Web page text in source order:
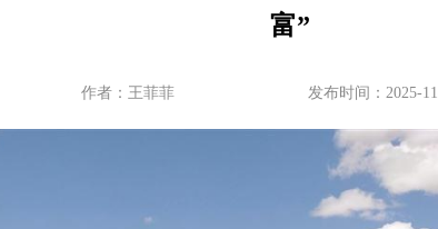
富”
作者： 王菲菲 发布时间：2025-